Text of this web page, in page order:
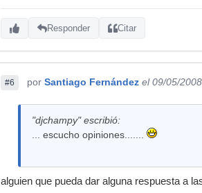
Responder Citar
#6 por Santiago Fernández el 09/05/2008
"djchampy" escribió:
... escucho opiniones.......
alguien que pueda dar alguna respuesta a